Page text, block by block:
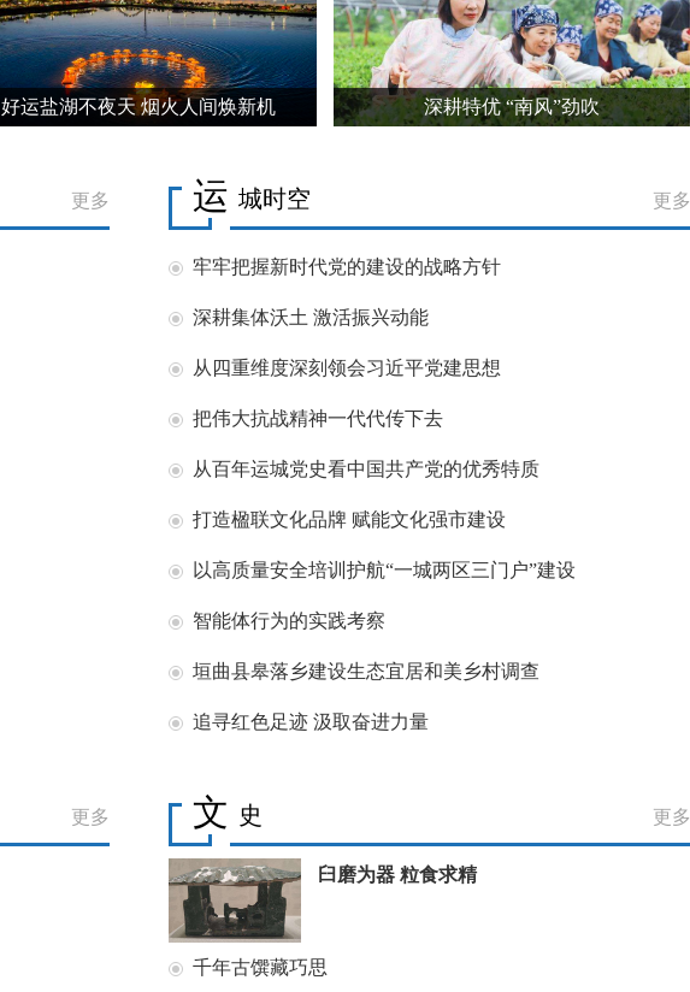
好运盐湖不夜天 烟火人间焕新机 深耕特优 “南风”劲吹
更多 运 城时空 更多
牢牢把握新时代党的建设的战略方针
深耕集体沃土 激活振兴动能
从四重维度深刻领会习近平党建思想
把伟大抗战精神一代代传下去
从百年运城党史看中国共产党的优秀特质
打造楹联文化品牌 赋能文化强市建设
以高质量安全培训护航“一城两区三门户”建设
智能体行为的实践考察
垣曲县皋落乡建设生态宜居和美乡村调查
追寻红色足迹 汲取奋进力量
更多 文 史 更多
臼磨为器 粒食求精
千年古馔藏巧思